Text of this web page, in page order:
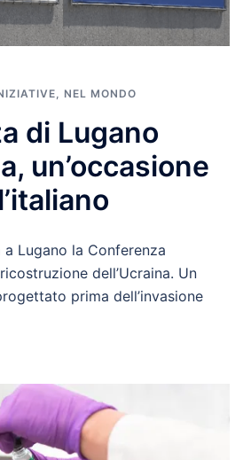
NEL MONDO
di Lugano
un’occasione
Lugano la Conferenza
dell’Ucraina. Un
prima dell’invasione